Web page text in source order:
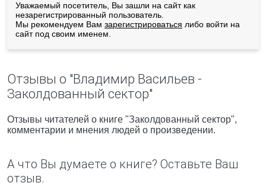
Уважаемый посетитель, Вы зашли на сайт как
незарегистрированный пользователь.
Мы рекомендуем Вам зарегистрироваться либо войти на
сайт под своим именем.
Отзывы о "Владимир Васильев -
Заколдованный сектор"
Отзывы читателей о книге "Заколдованный сектор",
комментарии и мнения людей о произведении.
А что Вы думаете о книге? Оставьте Ваш
отзыв.